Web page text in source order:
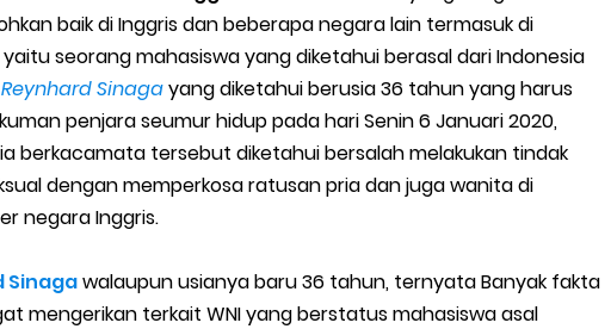
Melihat Nomor Shopeepay Sendiri dan Orang Lain
Top Up Grab untuk Driver
Map Paling Gacor Untuk Ojek Online
dan Cara Memulihkan Akun Gojek Dibekukan
Paket Telkomsel Mitra Gojek
baik di Inggris dan beberapa negara lain termasuk di
yaitu seorang mahasiswa yang diketahui berasal dari Indonesia
Reynhard Sinagayang diketahui berusia 36 tahun yang harus
penjara seumur hidup pada hari Senin 6 Januari 2020,
berkacamata tersebut diketahui bersalah melakukan tindak
dengan memperkosa ratusan pria dan juga wanita di
negara Inggris.
Sinagawalaupun usianya baru 36 tahun, ternyata Banyak fakta
mengerikan terkait WNI yang berstatus mahasiswa asal